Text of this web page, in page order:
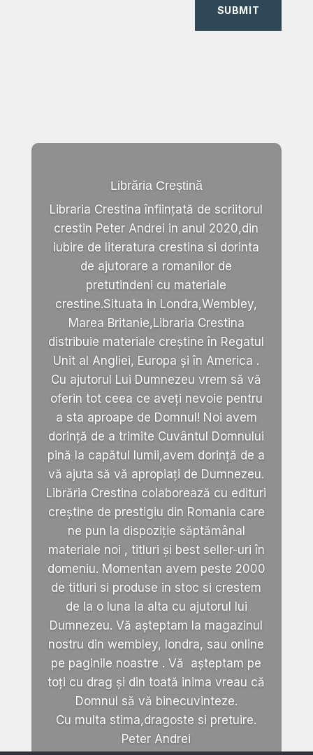
SUBMIT
Librăria Creștină
Libraria Crestina înființată de scriitorul
crestin Peter Andrei in anul 2020,din
iubire de literatura crestina si dorinta
de ajutorare a romanilor de
pretutindeni cu materiale
crestine.Situata in Londra,Wembley,
Marea Britanie,Libraria Crestina
distribuie materiale creștine în Regatul
Unit al Angliei, Europa și în America .
Cu ajutorul Lui Dumnezeu vrem să vă
oferin tot ceea ce aveți nevoie pentru
a sta aproape de Domnul! Noi avem
dorință de a trimite Cuvântul Domnului
pină la capătul lumii,avem dorință de a
vă ajuta să vă apropiați de Dumnezeu.
Librăria Crestina colaborează cu edituri
creștine de prestigiu din Romania care
ne pun la dispoziție săptămânal
materiale noi , titluri și best seller-uri în
domeniu. Momentan avem peste 2000
de titluri si produse in stoc si crestem
de la o luna la alta cu ajutorul lui
Dumnezeu. Vă așteptam la magazinul
nostru din wembley, londra, sau online
pe paginile noastre . Vă așteptam pe
toți cu drag și din toată inima vreau că
Domnul să vă binecuvinteze.
Cu multa stima,dragoste si pretuire.
Peter Andrei